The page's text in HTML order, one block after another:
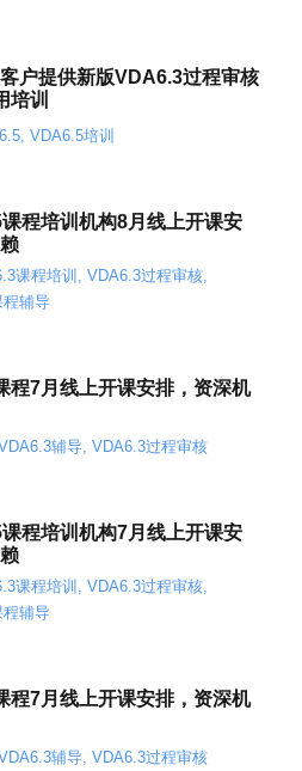
户提供新版VDA6.3过程审核
训
VDA6.5培训
程培训机构8月线上开课安
课程培训 VDA6.3过程审核
辅导
程7月线上开课安排，资深机
辅导 VDA6.3过程审核
程培训机构7月线上开课安
课程培训 VDA6.3过程审核
辅导
程7月线上开课安排，资深机
辅导 VDA6.3过程审核